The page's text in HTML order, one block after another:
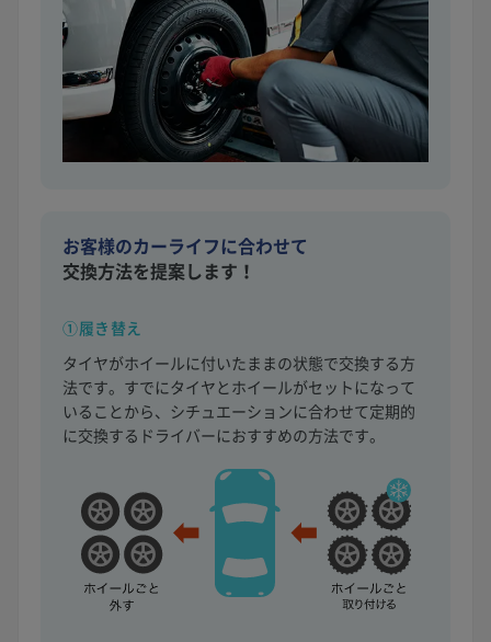
お客様のカーライフに合わせて
交換方法を提案します！
①履き替え
タイヤがホイールに付いたままの状態で交換する方
法です。すでにタイヤとホイールがセットになって
いることから、シチュエーションに合わせて定期的
に交換するドライバーにおすすめの方法です。